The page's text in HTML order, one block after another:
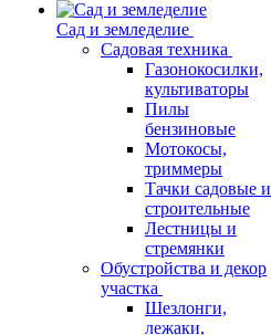
Сад и земледелие
Садовая техника
Газонокосилки,
культиваторы
Пилы
бензиновые
Мотокосы,
триммеры
Тачки садовые и
строительные
Лестницы и
стремянки
Обустройства и декор
участка
Шезлонги,
лежаки,